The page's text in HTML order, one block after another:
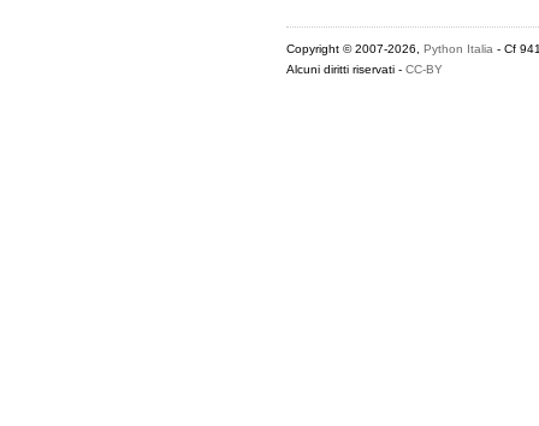
Copyright © 2007-2026, Python Italia- Cf
Alcuni diritti riservati - CC-BY